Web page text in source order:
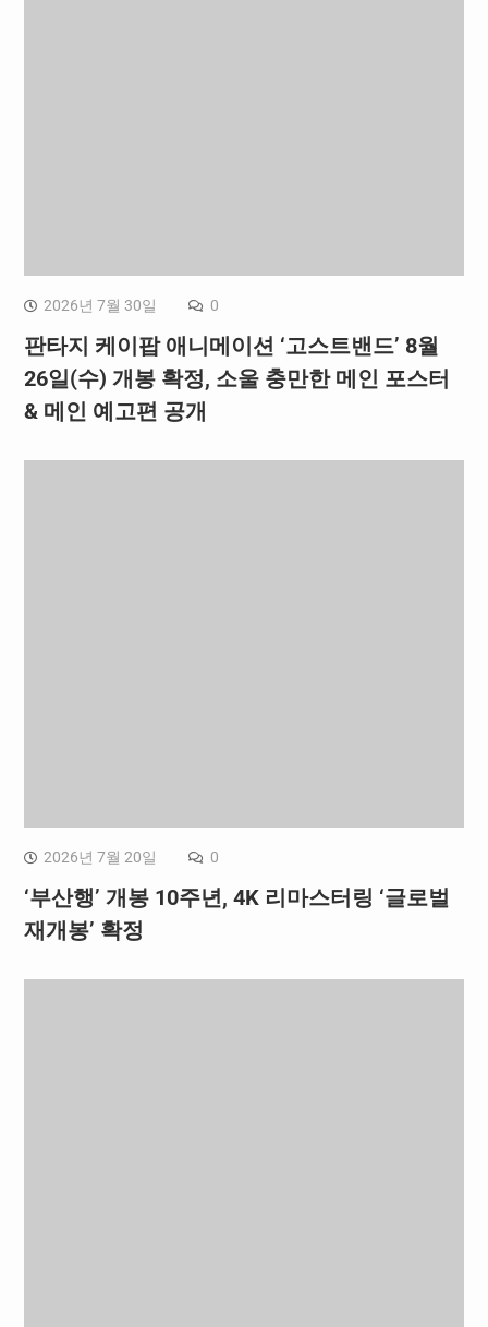
2026년 7월 30일 0
판타지 케이팝 애니메이션 ‘고스트밴드’ 8월
26일(수) 개봉 확정, 소울 충만한 메인 포스터
& 메인 예고편 공개
2026년 7월 20일 0
‘부산행’ 개봉 10주년, 4K 리마스터링 ‘글로벌
재개봉’ 확정